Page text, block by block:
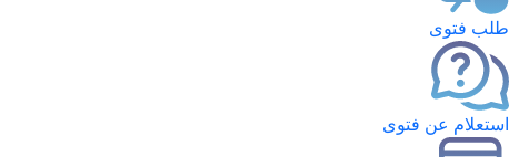
طلب فتوى
استعلام عن فتوى